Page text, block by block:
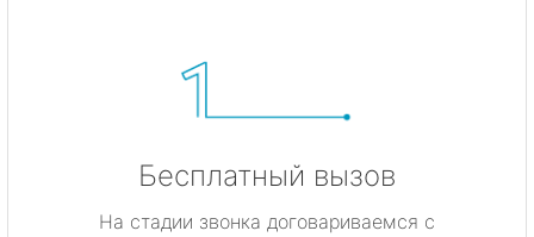
Бесплатный вызов
На стадии звонка договариваемся с